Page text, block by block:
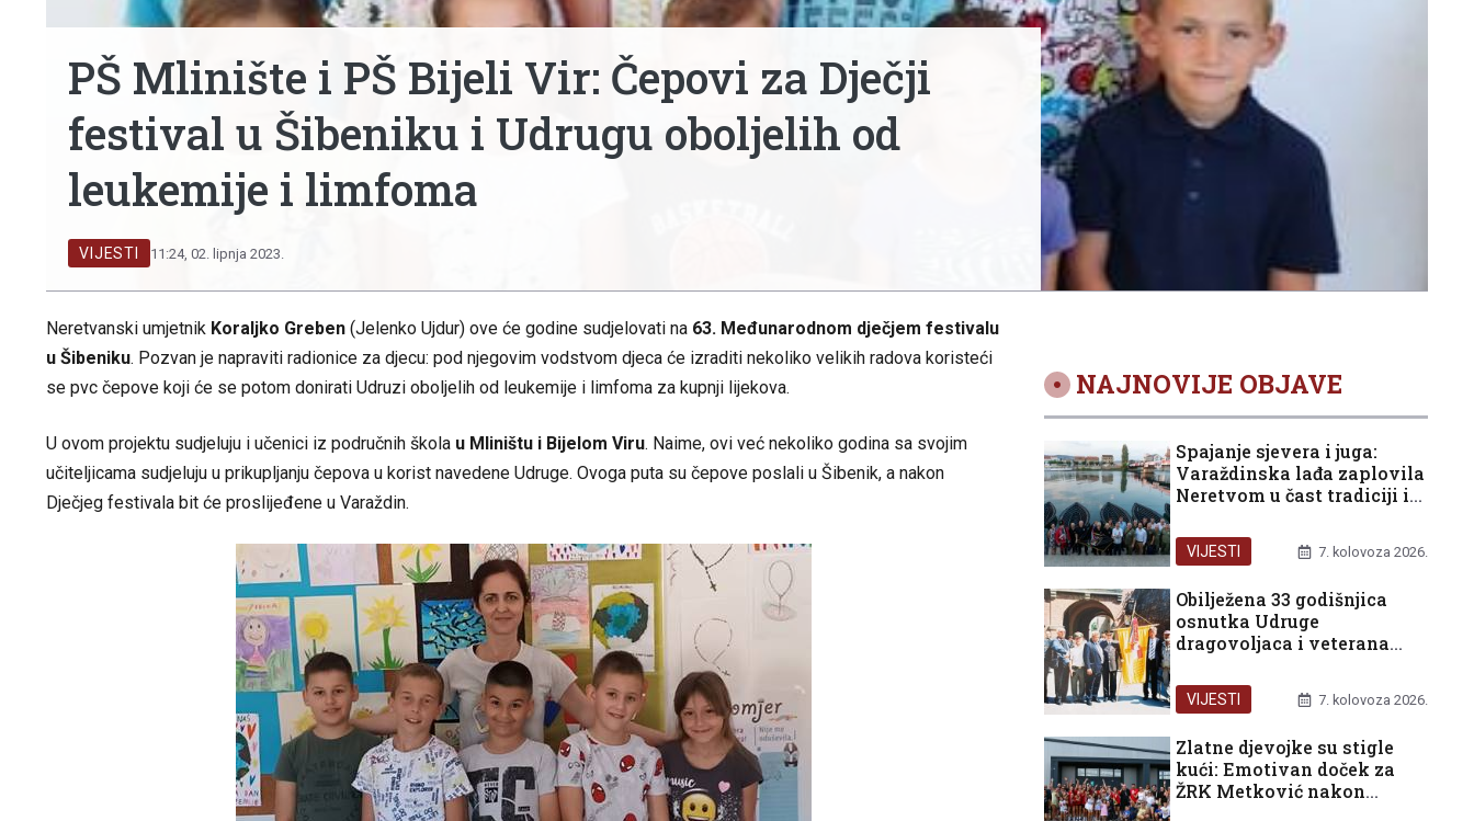
PŠ Mlinište i PŠ Bijeli Vir: Čepovi za Dječji
festival u Šibeniku i Udrugu oboljelih od
leukemije i limfoma
VIJESTI 11:24, 02. lipnja 2023.
Neretvanski umjetnik Koraljko Greben (Jelenko Ujdur) ove će godine sudjelovati na 63. Međunarodnom dječjem festivalu
u Šibeniku. Pozvan je napraviti radionice za djecu: pod njegovim vodstvom djeca će izraditi nekoliko velikih radova koristeći
se pvc čepove koji će se potom donirati Udruzi oboljelih od leukemije i limfoma za kupnji lijekova.
U ovom projektu sudjeluju i učenici iz područnih škola u Mliništu i Bijelom Viru. Naime, ovi već nekoliko godina sa svojim
učiteljicama sudjeluju u prikupljanju čepova u korist navedene Udruge. Ovoga puta su čepove poslali u Šibenik, a nakon
Dječjeg festivala bit će proslijeđene u Varaždin.
NAJNOVIJE OBJAVE
Spajanje sjevera i juga:
Varaždinska lađa zaplovila
Neretvom u čast tradiciji i
VIJESTI 7. kolovoza 2026.
Obilježena 33 godišnjica
osnutka Udruge
dragovoljaca i veterana
Republike Hrvatske u
organizaciji Podružnice
županije
VIJESTI 7. kolovoza 2026.
Zlatne djevojke su stigle
kući: Emotivan doček za
ŽRK Metković nakon